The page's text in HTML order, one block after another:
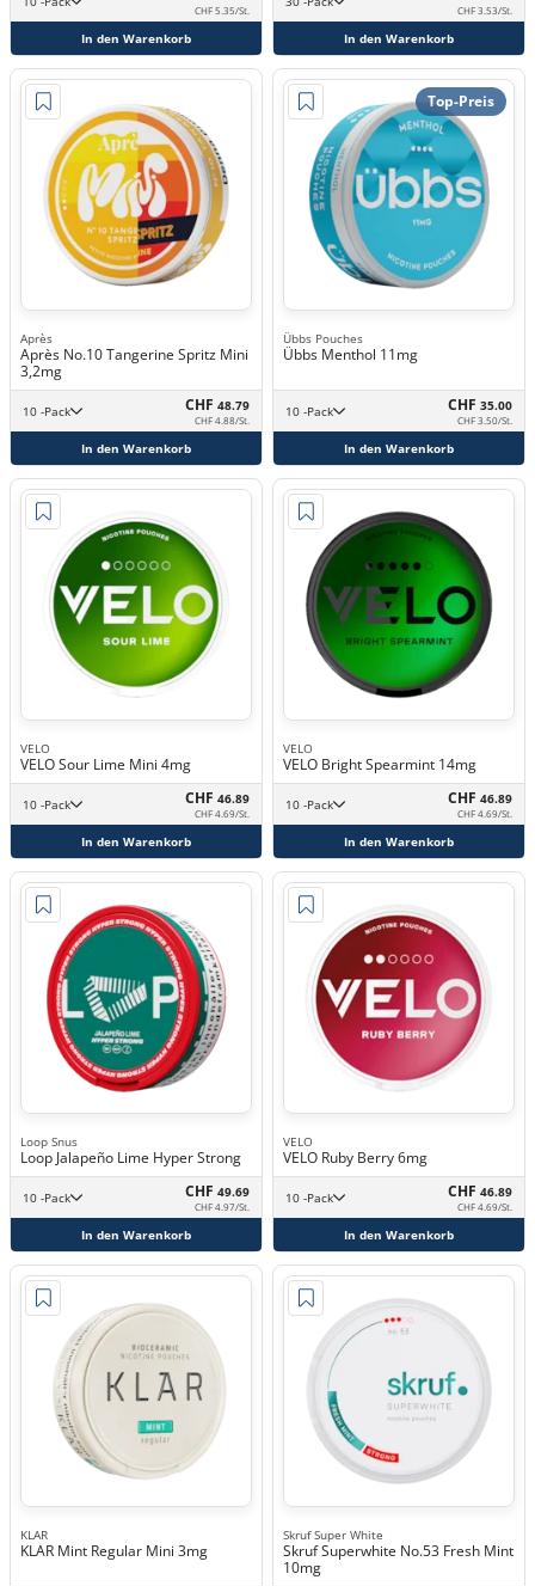
CHF 5.35/St.
In den Warenkorb
CHF 3.53/St.
In den Warenkorb
Après
Après No.10 Tangerine Spritz Mini
3,2mg
10 -Pack CHF 48.79
CHF 4.88/St.
In den Warenkorb
Top-Preis
Übbs Pouches
Übbs Menthol 11mg
10 -Pack CHF 35.00
CHF 3.50/St.
In den Warenkorb
VELO
VELO Sour Lime Mini 4mg
10 -Pack CHF 46.89
CHF 4.69/St.
In den Warenkorb
VELO
VELO Bright Spearmint 14mg
10 -Pack CHF 46.89
CHF 4.69/St.
In den Warenkorb
Loop Snus
Loop Jalapeño Lime Hyper Strong
10 -Pack CHF 49.69
CHF 4.97/St.
In den Warenkorb
VELO
VELO Ruby Berry 6mg
10 -Pack CHF 46.89
CHF 4.69/St.
In den Warenkorb
KLAR
KLAR Mint Regular Mini 3mg
Skruf Super White
Skruf Superwhite No.53 Fresh Mint
10mg